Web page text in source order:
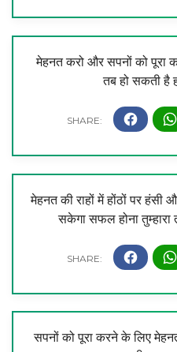
मेहनत करो और सपनों को पूरा
तब हो सकती है
मेहनत की राहों में होंठों पर
सकेगा सफल होना तुम्हारा
सपनों को पूरा करने के लिए